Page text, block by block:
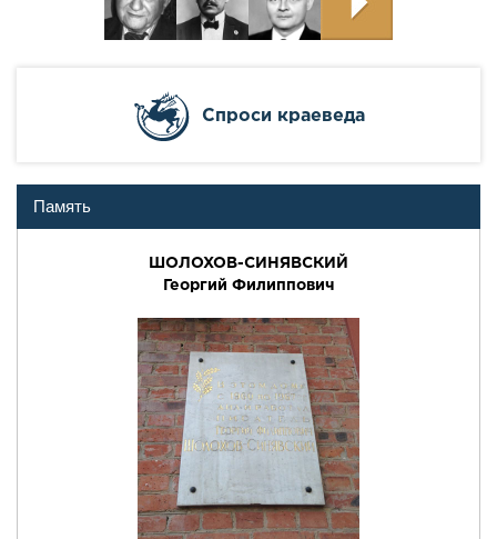
Cпроси краеведа
Память
ШОЛОХОВ-СИНЯВСКИЙ
Георгий Филиппович